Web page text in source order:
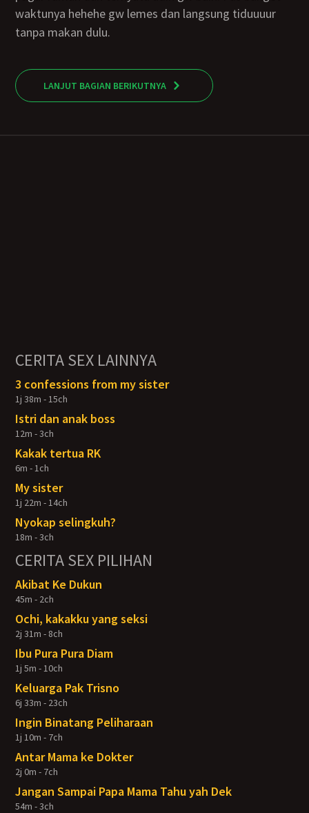
waktunya hehehe gw lemes dan langsung tiduuuur
tanpa makan dulu.
LANJUT BAGIAN BERIKUTNYA
CERITA SEX LAINNYA
3 confessions from my sister
1j 38m - 15ch
Istri dan anak boss
12m - 3ch
Kakak tertua RK
6m - 1ch
My sister
1j 22m - 14ch
Nyokap selingkuh?
18m - 3ch
CERITA SEX PILIHAN
Akibat Ke Dukun
45m - 2ch
Ochi, kakakku yang seksi
2j 31m - 8ch
Ibu Pura Pura Diam
1j 5m - 10ch
Keluarga Pak Trisno
6j 33m - 23ch
Ingin Binatang Peliharaan
1j 10m - 7ch
Antar Mama ke Dokter
2j 0m - 7ch
Jangan Sampai Papa Mama Tahu yah Dek
54m - 3ch